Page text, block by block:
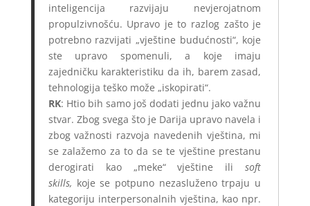
inteligencija razvijaju nevjerojatnom
propulzivnošću. Upravo je to razlog zašto je
potrebno razvijati „vještine budućnosti“, koje
ste upravo spomenuli, a koje imaju
zajedničku karakteristiku da ih, barem zasad,
tehnologija teško može „iskopirati“.
RK: Htio bih samo još dodati jednu jako važnu
stvar. Zbog svega što je Darija upravo navela i
zbog važnosti razvoja navedenih vještina, mi
se zalažemo za to da se te vještine prestanu
derogirati kao „meke“ vještine ilisoft
skills, koje se potpuno nezasluženo trpaju u
kategoriju interpersonalnih vještina, kao npr.